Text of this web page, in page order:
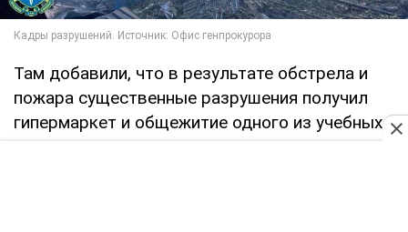
Там добавили, что в результате обстрела и
пожара существенные разрушения получил
гипермаркет и общежитие одного из учебных